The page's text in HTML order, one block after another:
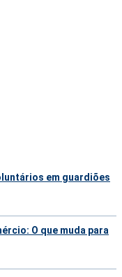
em guardiões
O que muda para